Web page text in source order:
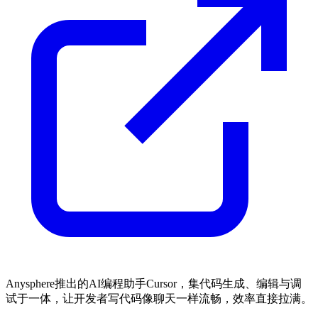
Anysphere推出的AI编程助手Cursor，集代码生成、编辑与调
试于一体，让开发者写代码像聊天一样流畅，效率直接拉满。